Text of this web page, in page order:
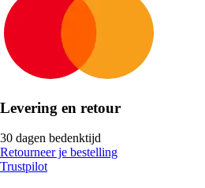
Levering en retour
30 dagen bedenktijd
Retourneer je bestelling
Trustpilot